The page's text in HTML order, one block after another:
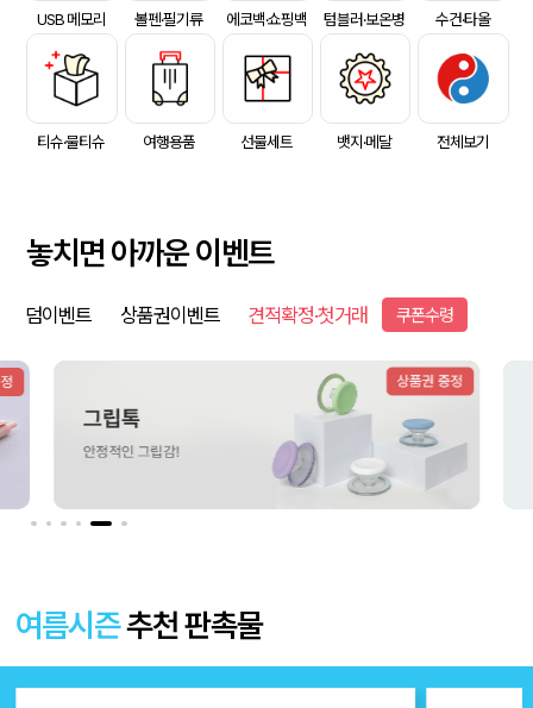
USB 메모리 볼펜·필기류 에코백·쇼핑백 텀블러·보온병 수건·타올
티슈·물티슈 여행용품 선물세트 뱃지·메달 전체보기
놓치면 아까운 이벤트
덤이벤트 상품권이벤트 견적확정·첫거래 쿠폰수령
여름시즌추천 판촉물